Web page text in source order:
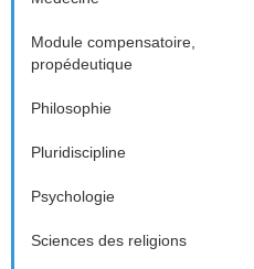
Module compensatoire,
propédeutique
Philosophie
Pluridiscipline
Psychologie
Sciences des religions